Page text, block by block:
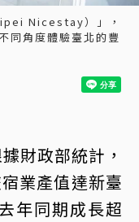
Nicestay）」，
同角度體驗臺北的豐
財政部統計，
業產值達新臺
年同期成長超